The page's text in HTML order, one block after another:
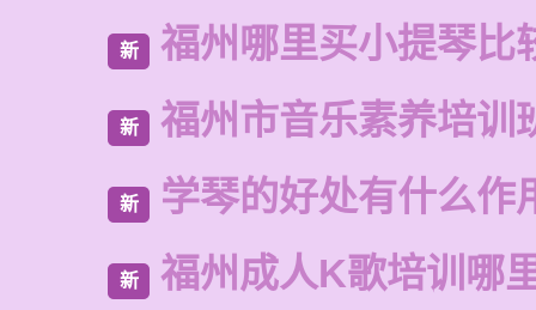
新 福州哪里买小提琴比
新 福州市音乐素养培训
新 学琴的好处有什么作
新 福州成人K歌培训哪